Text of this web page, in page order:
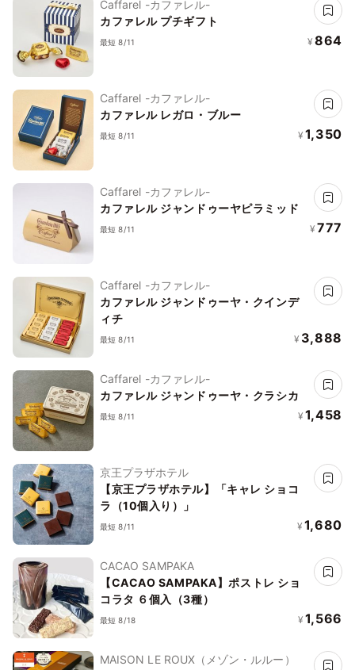
Caffarel -カファレル-
カファレル プチギフト
最短 8/11 ¥ 864
Caffarel -カファレル-
カファレル レガロ・ブルー
最短 8/11 ¥ 1,350
Caffarel -カファレル-
カファレル ジャンドゥーヤピラミッド
最短 8/11 ¥ 777
Caffarel -カファレル-
カファレル ジャンドゥーヤ・クインデ
ィチ
最短 8/11 ¥ 3,888
Caffarel -カファレル-
カファレル ジャンドゥーヤ・クラシカ
最短 8/11 ¥ 1,458
京王プラザホテル
【京王プラザホテル】「キャレ ショコ
ラ（10個入り）」
最短 8/11 ¥ 1,680
CACAO SAMPAKA
【CACAO SAMPAKA】ポストレ ショ
コラタ ６個入（3種）
最短 8/18 ¥ 1,566
MAISON LE ROUX（メゾン・ルルー）